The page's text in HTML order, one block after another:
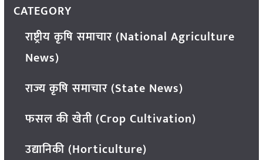
CATEGORY
राष्ट्रीय कृषि समाचार (National Agriculture
News)
राज्य कृषि समाचार (State News)
फसल की खेती (Crop Cultivation)
उद्यानिकी (Horticulture)